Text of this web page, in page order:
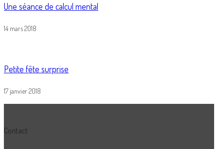
Une séance de calcul mental
14 mars 2018
Petite fête surprise
17 janvier 2018
Contact